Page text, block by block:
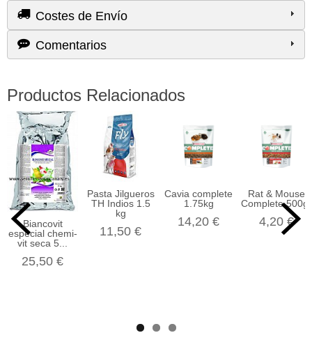
Costes de Envío
Comentarios
Productos Relacionados
Biancovit
especial chemi-
vit seca 5...
25,50 €
Pasta Jilgueros
TH Indios 1.5
kg
11,50 €
Cavia complete
1.75kg
14,20 €
Rat & Mouse
Complete 500gr
4,20 €